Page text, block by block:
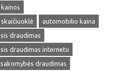
automobilio kaina
draudimas
draudimas internetu
draudimas